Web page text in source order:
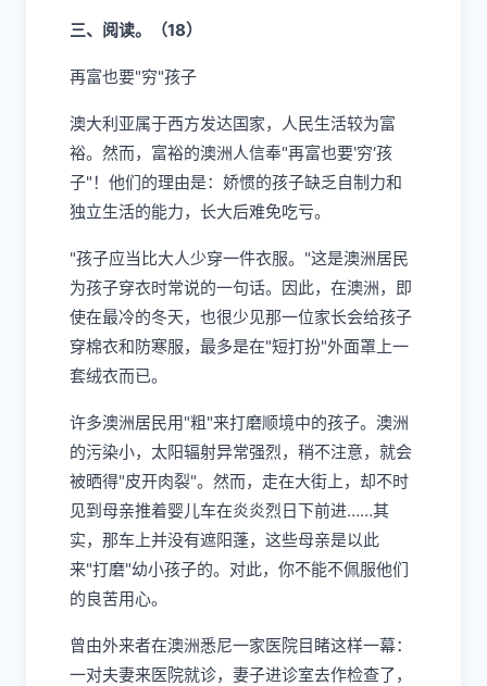
三、阅读。（18）
再富也要"穷"孩子
澳大利亚属于西方发达国家，人民生活较为富
裕。然而，富裕的澳洲人信奉"再富也要‵穷′孩
子"！他们的理由是：娇惯的孩子缺乏自制力和
独立生活的能力，长大后难免吃亏。
"孩子应当比大人少穿一件衣服。"这是澳洲居民
为孩子穿衣时常说的一句话。因此，在澳洲，即
使在最冷的冬天，也很少见那一位家长会给孩子
穿棉衣和防寒服，最多是在"短打扮"外面罩上一
套绒衣而已。
许多澳洲居民用"粗"来打磨顺境中的孩子。澳洲
的污染小，太阳辐射异常强烈，稍不注意，就会
被晒得"皮开肉裂"。然而，走在大街上，却不时
见到母亲推着婴儿车在炎炎烈日下前进……其
实，那车上并没有遮阳蓬，这些母亲是以此
来"打磨"幼小孩子的。对此，你不能不佩服他们
的良苦用心。
曾由外来者在澳洲悉尼一家医院目睹这样一幕：
一对夫妻来医院就诊，妻子进诊室去作检查了，